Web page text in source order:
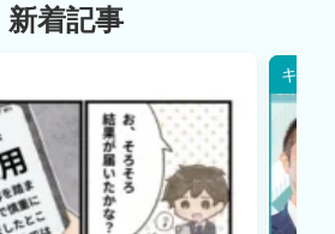
新着記事
キャリ